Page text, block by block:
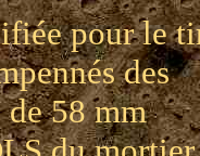
pour le
des
58 mm